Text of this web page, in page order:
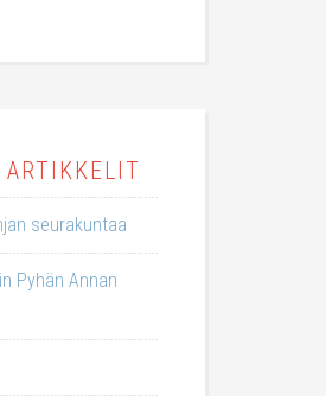
seurakuntaa
Pyhän Annan